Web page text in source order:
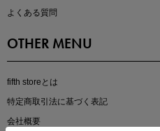
真夏のオフィスカジュアル
よくある質問
OTHER MENU
fifth storeとは
特定商取引法に基づく表記
会社概要